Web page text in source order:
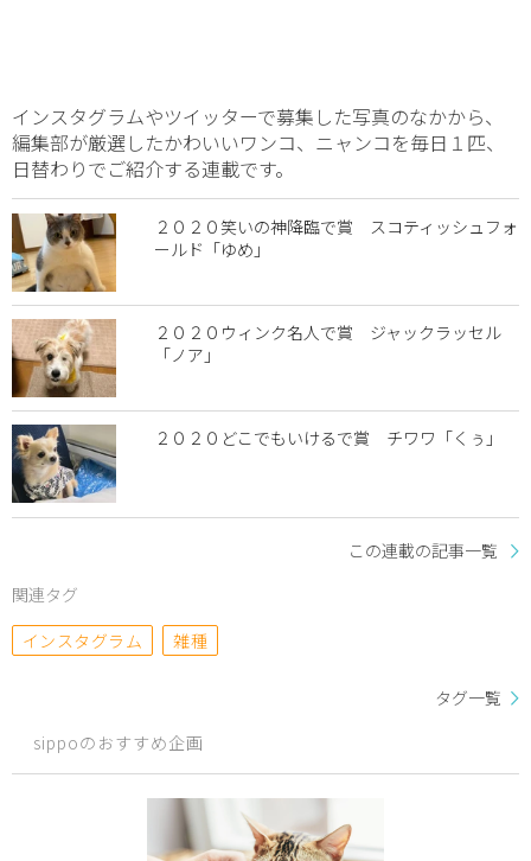
インスタグラムやツイッターで募集した写真のなかから、
編集部が厳選したかわいいワンコ、ニャンコを毎日１匹、
日替わりでご紹介する連載です。
２０２０笑いの神降臨で賞 スコティッシュフォ
ールド「ゆめ」
２０２０ウィンク名人で賞 ジャックラッセル
「ノア」
２０２０どこでもいけるで賞 チワワ「くぅ」
この連載の記事一覧
関連タグ
インスタグラム
雑種
タグ一覧
sippoのおすすめ企画